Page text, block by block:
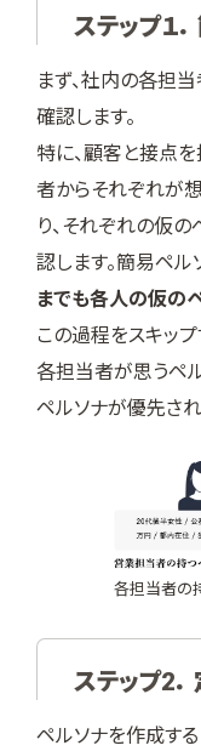
ステップ１
まず、社内の各担
確認します。
特に、顧客と接点
者からそれぞれが
り、それぞれの仮の
認します。簡易ペル
までも各人の仮の
この過程をスキッ
各担当者が思うペ
ペルソナが優先さ
各担当者の
ステップ2
ペルソナを作成す